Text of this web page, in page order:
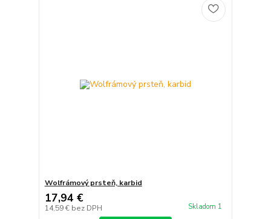
Wolfrámový prsteň, karbid
17,94 €
14,59 € bez DPH Skladom 1